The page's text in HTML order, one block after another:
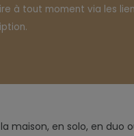
à tout moment via les
maison, en solo, en duo